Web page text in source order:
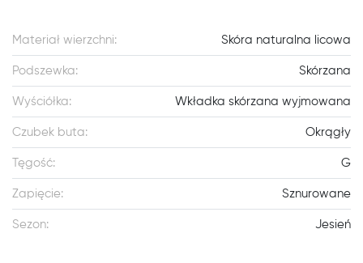
Materiał wierzchni: Skóra naturalna licowa
Podszewka: Skórzana
Wyściółka: Wkładka skórzana wyjmowana
Czubek buta: Okrągły
Tęgość: G
Zapięcie: Sznurowane
Sezon: Jesień